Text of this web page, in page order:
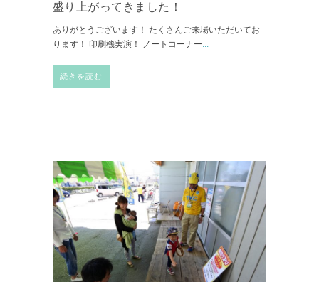
盛り上がってきました！
ありがとうございます！ たくさんご来場いただいてお
ります！ 印刷機実演！ ノートコーナー...
続きを読む